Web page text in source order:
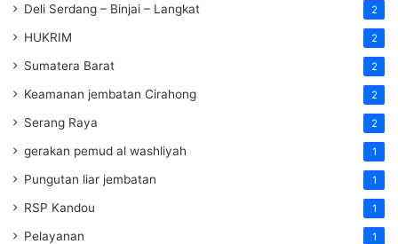
Deli Serdang – Binjai – Langkat 2
HUKRIM 2
Sumatera Barat 2
Keamanan jembatan Cirahong 2
Serang Raya 2
gerakan pemud al washliyah 1
Pungutan liar jembatan 1
RSP Kandou 1
Pelayanan 1